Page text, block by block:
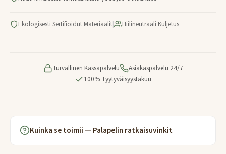
Ekologisesti Sertifioidut Materiaalit| Hiilineutraali Kuljetus
Turvallinen Kassapalvelu
Asiakaspalvelu 24/7
100% Tyytyväisyystakuu
Kuinka se toimii — Palapelin ratkaisuvinkit